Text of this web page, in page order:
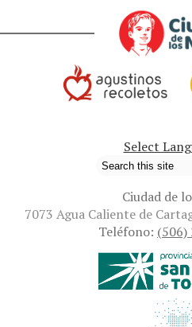
Select
Search
Ciudad de
7073 Agua Caliente de
Teléfono: (506)